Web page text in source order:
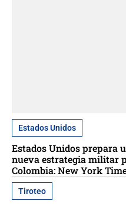
Estados Unidos
Estados Unidos prepara
nueva estrategia militar
Colombia: New York
Tiroteo